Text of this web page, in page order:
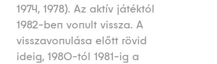
1974, 1978). Az aktív játéktól
1982-ben vonult vissza. A
visszavonulása előtt rövid
ideig, 1980-tól 1981-ig a